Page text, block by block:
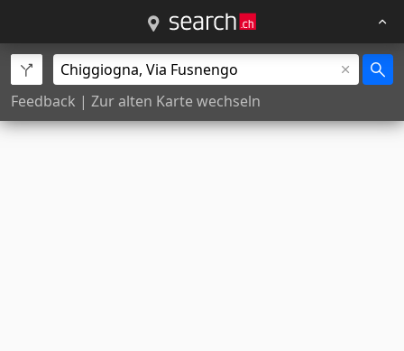
Feedback | Zur alten Karte wechseln